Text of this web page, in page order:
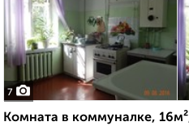
7
Комната в коммуналке,